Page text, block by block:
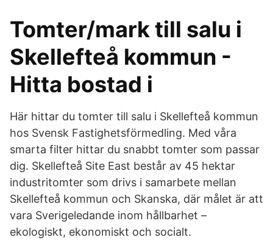
Tomter/mark till salu i
Skellefteå kommun -
Hitta bostad i
Här hittar du tomter till salu i Skellefteå kommun
hos Svensk Fastighetsförmedling. Med våra
smarta filter hittar du snabbt tomter som passar
dig. Skellefteå Site East består av 45 hektar
industritomter som drivs i samarbete mellan
Skellefteå kommun och Skanska, där målet är att
vara Sverigeledande inom hållbarhet –
ekologiskt, ekonomiskt och socialt.